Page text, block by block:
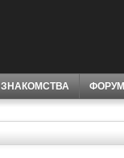
ЗНАКОМСТВА ФОРУМ